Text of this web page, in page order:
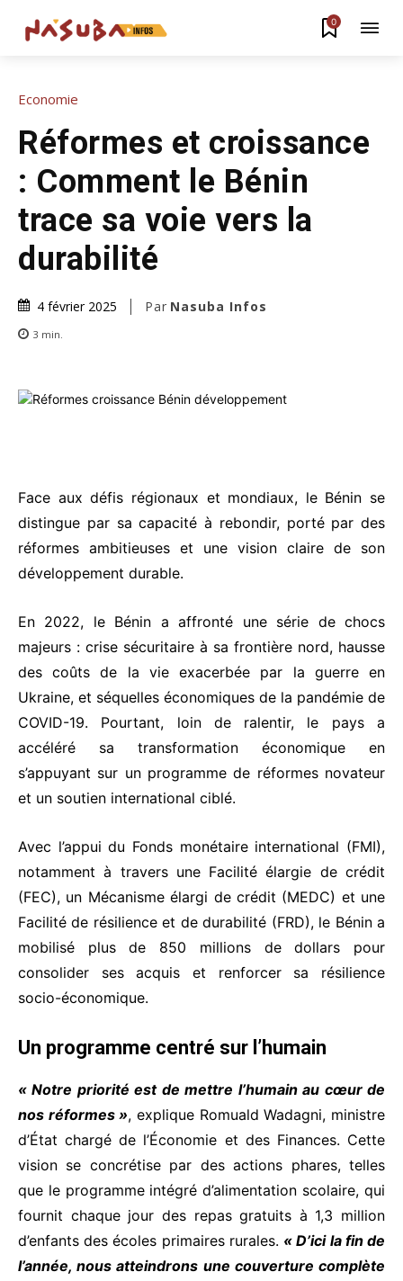
0
Economie
Réformes et croissance
: Comment le Bénin
trace sa voie vers la
durabilité
4 février 2025 Par Nasuba Infos
3 min.
Face aux défis régionaux et mondiaux, le Bénin se
distingue par sa capacité à rebondir, porté par des
réformes ambitieuses et une vision claire de son
développement durable.
En 2022, le Bénin a affronté une série de chocs
majeurs : crise sécuritaire à sa frontière nord, hausse
des coûts de la vie exacerbée par la guerre en
Ukraine, et séquelles économiques de la pandémie de
COVID-19. Pourtant, loin de ralentir, le pays a
accéléré sa transformation économique en
s’appuyant sur un programme de réformes novateur
et un soutien international ciblé.
Avec l’appui du Fonds monétaire international (FMI),
notamment à travers une Facilité élargie de crédit
(FEC), un Mécanisme élargi de crédit (MEDC) et une
Facilité de résilience et de durabilité (FRD), le Bénin a
mobilisé plus de 850 millions de dollars pour
consolider ses acquis et renforcer sa résilience
socio-économique.
Un programme centré sur l’humain
« Notre priorité est de mettre l’humain au cœur de
nos réformes », explique Romuald Wadagni, ministre
d’État chargé de l’Économie et des Finances. Cette
vision se concrétise par des actions phares, telles
que le programme intégré d’alimentation scolaire, qui
fournit chaque jour des repas gratuits à 1,3 million
d’enfants des écoles primaires rurales. « D’ici la fin de
l’année, nous atteindrons une couverture complète